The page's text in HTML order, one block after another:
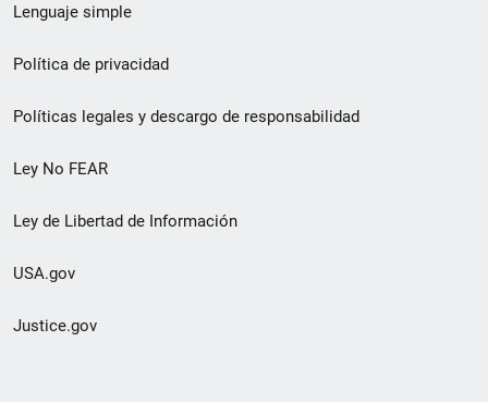
de
pie
de
página
Lenguaje simple
Política de privacidad
Políticas legales y descargo de responsabilidad
Ley No FEAR
Ley de Libertad de Información
USA.gov
Justice.gov